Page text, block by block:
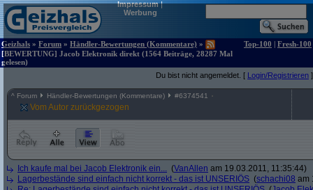
Impressum|
Werbung
Geizhals » Forum » Händler-Bewertungen (Kommentare) »
[BEWERTUNG] Jacob Elektronik direkt (1564 Beiträge, 28287 Mal
gelesen)
Top-100 | Fresh-100
Du bist nicht angemeldet. [ Login/Registrieren ]
^ Forum Händler-Bewertungen (Kommentare) #6374541
Vom Autor zurückgezogen
Ich kaufe mal bei Jacob Elektronik ein... (VanAllen am 19.03.2011, 11:35:44)
Lagerbestände sind einfach nicht korrekt - das ist UNSERIÖS (schachi08 am